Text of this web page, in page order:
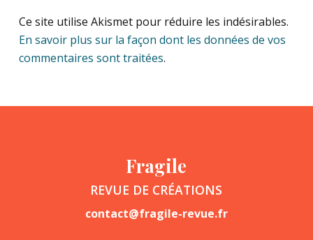
Ce site utilise Akismet pour réduire les indésirables.
En savoir plus sur la façon dont les données de vos
commentaires sont traitées.
Fragile
REVUE DE CRÉATIONS
contact@fragile-revue.fr